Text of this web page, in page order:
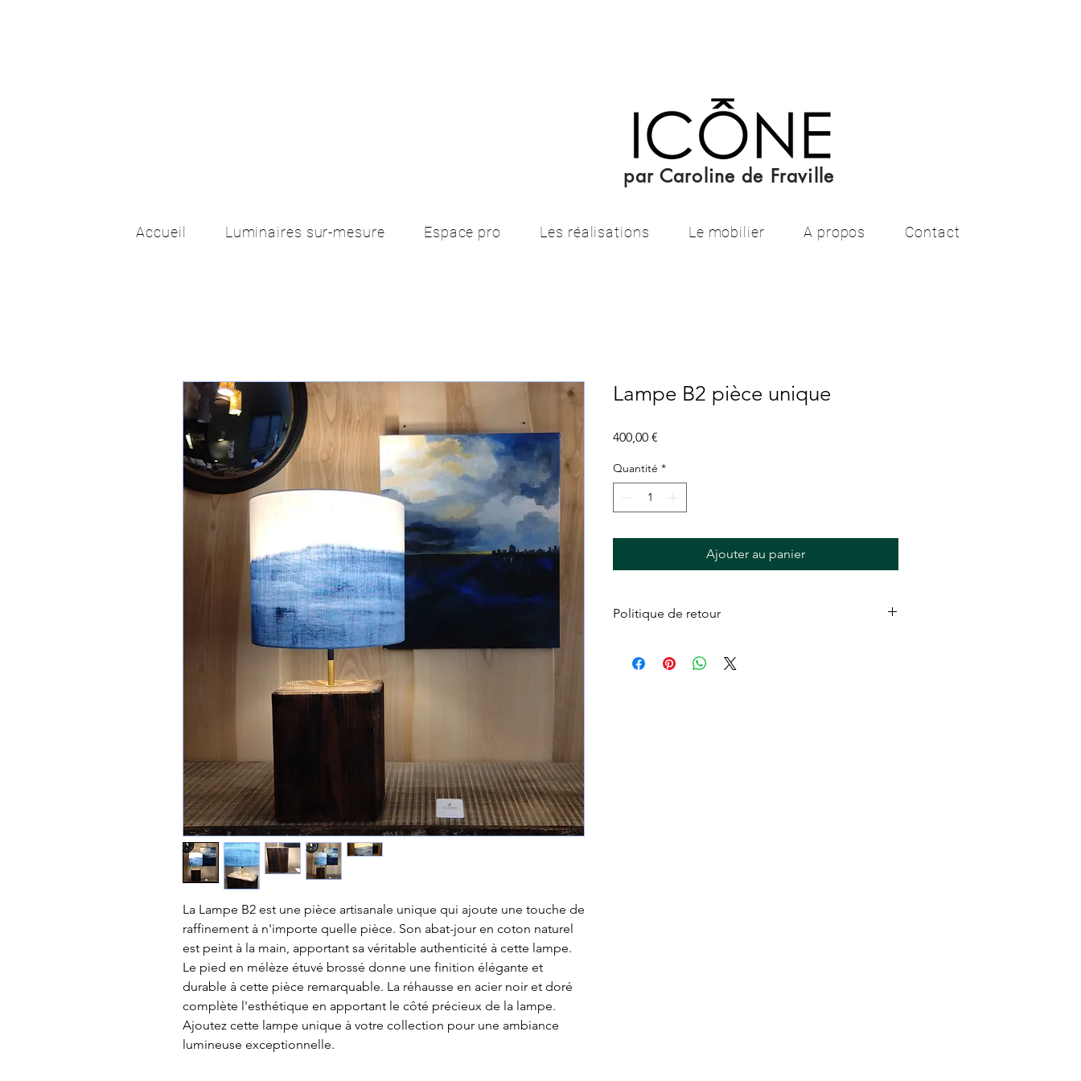
par Caroline de Fraville
Accueil Luminaires sur-mesure Espace pro Les réalisations Le mobilier A propos Contact
La Lampe B2 est une pièce artisanale unique qui ajoute une touche de
raffinement à n'importe quelle pièce. Son abat-jour en coton naturel
est peint à la main, apportant sa véritable authenticité à cette lampe.
Le pied en mélèze étuvé brossé donne une finition élégante et
durable à cette pièce remarquable. La réhausse en acier noir et doré
complète l'esthétique en apportant le côté précieux de la lampe.
Ajoutez cette lampe unique à votre collection pour une ambiance
lumineuse exceptionnelle.
Lampe B2 pièce unique
400,00 €
Quantité *
Ajouter au panier
Politique de retour
sont à la charge des acheteurs. Si l'article retourné ne